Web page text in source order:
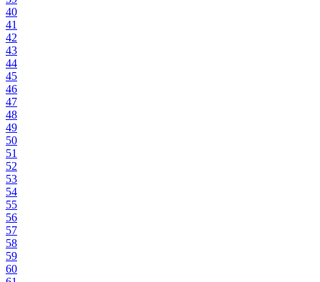
40
41
42
43
44
45
46
47
48
49
50
51
52
53
54
55
56
57
58
59
60